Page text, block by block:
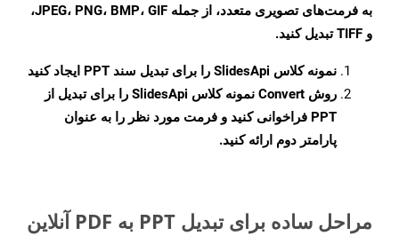
به فرمت‌های تصویری متعدد، از جمله JPEG، PNG، BMP، GIF،
و TIFF تبدیل کنید.
نمونه کلاس SlidesApi را برای تبدیل سند PPT ایجاد کنید
روش Convert
نمونه کلاس SlidesApi را برای تبدیل از
PPT فراخوانی کنید و فرمت مورد نظر را به عنوان
پارامتر دوم ارائه کنید.
مراحل ساده برای تبدیل PPT به PDF آنلاین